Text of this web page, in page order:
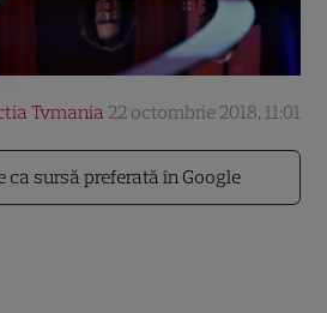
ca sursă preferată în Google
Tvmania 22 octombrie 2018, 11:01